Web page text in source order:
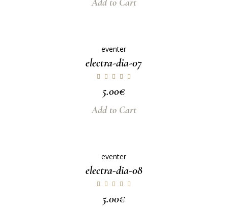
Add to Cart
eventer
electra-dia-07
5.00€
Add to Cart
eventer
electra-dia-08
5.00€